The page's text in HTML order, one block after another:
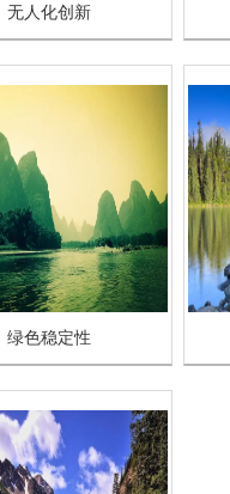
无人化创新
绿色稳定性